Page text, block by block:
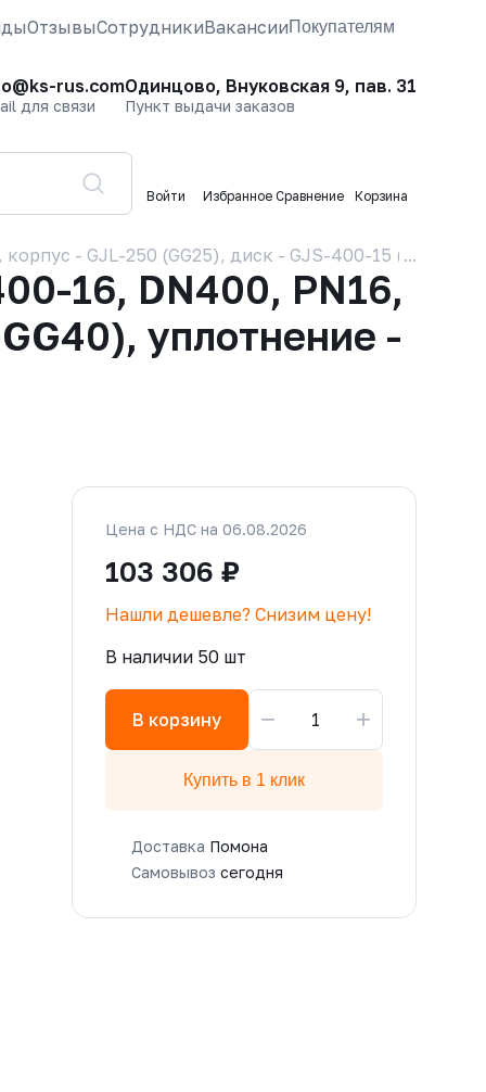
ОтзывыСотрудникиВакансииПокупателям
rus.com
для связи
Одинцово, Внуковская 9, пав. 31
Пункт выдачи заказов
Войти Избранное Сравнение Корзина
- GJL-250 (GG25), диск - GJS-400-15
16, DN400, PN16,
уплотнение -
Цена с НДС на 06.08.2026
103 306 ₽
Нашли дешевле? Снизим цену!
В наличии 50 шт
В корзину − +
Купить в 1 клик
Доставка Помона
Самовывоз сегодня